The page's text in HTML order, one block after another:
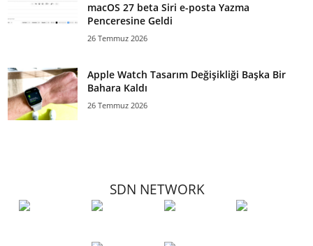
macOS 27 beta Siri e-posta Yazma
Penceresine Geldi
26 Temmuz 2026
Apple Watch Tasarım Değişikliği Başka Bir
Bahara Kaldı
26 Temmuz 2026
SDN NETWORK